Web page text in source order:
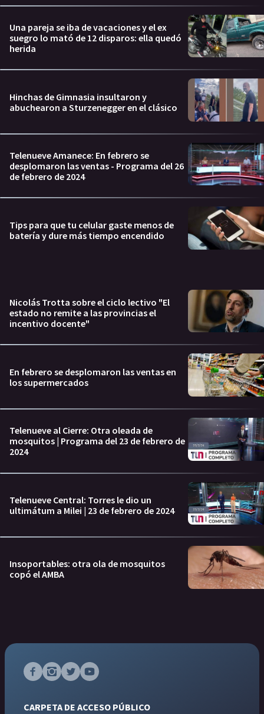
Una pareja se iba de vacaciones y el ex
suegro lo mató de 12 disparos: ella quedó
herida
Hinchas de Gimnasia insultaron y
abuchearon a Sturzenegger en el clásico
Telenueve Amanece: En febrero se
desplomaron las ventas - Programa del 26
de febrero de 2024
Tips para que tu celular gaste menos de
batería y dure más tiempo encendido
Nicolás Trotta sobre el ciclo lectivo "El
estado no remite a las provincias el
incentivo docente"
En febrero se desplomaron las ventas en
los supermercados
Telenueve al Cierre: Otra oleada de
mosquitos | Programa del 23 de febrero de
2024
Telenueve Central: Torres le dio un
ultimátum a Milei | 23 de febrero de 2024
Insoportables: otra ola de mosquitos
copó el AMBA
CARPETA DE ACCESO PÚBLICO